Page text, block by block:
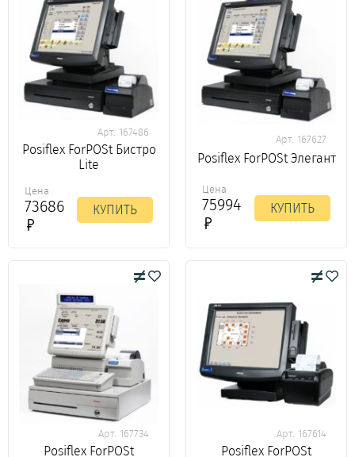
Арт. 167486
Posiflex ForPOSt Бистро
Lite
Цена
73686 КУПИТЬ
Арт. 167627
Posiflex ForPOSt Элегант
Цена
75994 КУПИТЬ
Арт. 167734
Posiflex ForPOSt
Арт. 167614
Posiflex ForPOSt